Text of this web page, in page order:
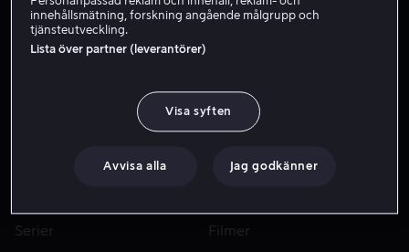
Serier
Filmer
innehållsmätning, forskning angående målgrupp och
tjänsteutveckling.
Lista över partner (leverantörer)
Visa syften
Avvisa alla Jag godkänner